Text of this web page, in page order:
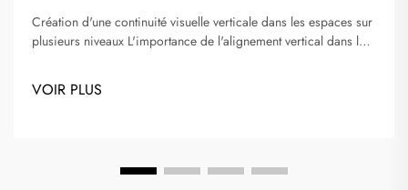
Création d'une continuité visuelle verticale dans les espaces sur
plusieurs niveaux L'importance de l'alignement vertical dans la
puits d'escalier, améliorant le flux visuel et guidant l'œil de
VOIR PLUS